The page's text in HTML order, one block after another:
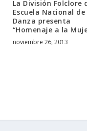
La División Folclore
Escuela Nacional de
Danza presenta
“Homenaje a la
noviembre 26, 2013